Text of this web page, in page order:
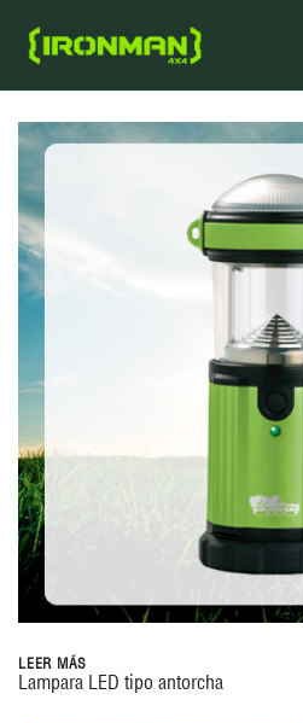
LEER MÁS
Lampara LED tipo antorcha